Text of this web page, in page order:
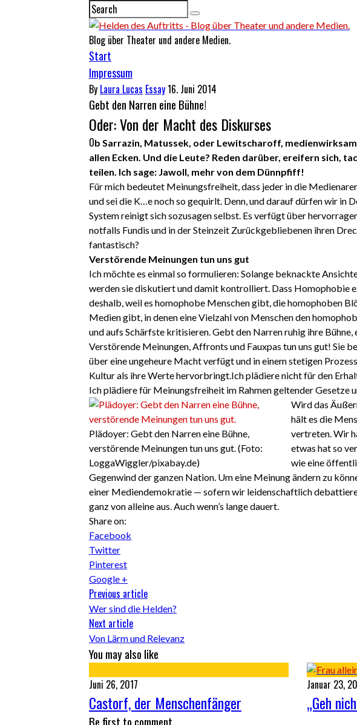
Blog über Theater und andere Medien.
Start
Impressum
By Laura Lucas Essay16. Juni 2014
Gebt den Narren eine Bühne!
Oder: Von der Macht des Diskurses
Ob Sarrazin, Matussek, oder Lewitscharoff,
allen Ecken. Und die Leute? Reden darüber, ereifern sich,
teilen. Ich sage: Jawoll, mehr von dem Dünnpfiff!
Für mich bedeutet Meinungsfreiheit, dass jeder in die
und sei die K…e noch so gequirlt. Denn, und darauf dürfen wir in
System reinigt sich sozusagen selbst. Es verfügt über
notfalls Fundis und in der Steinzeit Zurückgebliebenen ihren
fantastisch?
Verstörende Meinungen tun uns gut
Ich möchte es einmal so formulieren: Solange beknackte
werden sie diskutiert und damit kontrolliert. Dass Homophobie
deshalb, weil es homophobe Menschen gibt, die homophoben
Medien gibt, in denen eine Vielzahl von Menschen den
und aufs Schärfste kritisieren. Gebt den Narren ruhig ihre Bühne,
Verstörende Meinungen, Affronts und Fauxpas tun uns gut! Sie
über eine ungeheure Macht verfügt und in einem stetigen
Kultur als ihre Werte hervorbringt.Ich plädiere nicht für den
Ich plädiere für Meinungsfreiheit im Rahmen geltender Gesetze
Plädoyer: Gebt den Narren eine Bühne,
verstörende Meinungen tun uns gut. (Foto:
LoggaWiggler/pixabay.de)
Wird das
hält es die
vertreten. Wir
etwas hat so
wie eine
Gegenwind der ganzen Nation. Um eine Meinung ändern zu
einer Mediendemokratie — sofern wir leidenschaftlich
ganz von alleine aus. Auch wenn’s lange dauert.
Share on:
Facebook
Twitter
Pinterest
Google +
Previous article
Wer sind die Helden?
Next article
Von Lärm und Relevanz
You may also like
Juni 26, 2017
Castorf, der Menschenfänger
Januar 23,
„Geh
Be first to comment